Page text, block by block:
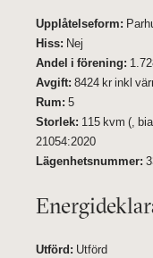
Upplåtelseform:
Hiss: Nej
Andel i förening:
Avgift: 8424 kr inkl
Rum: 5
Storlek: 115 kvm (, biarea 27) enl faktisk uppmätn norm SS
21054:2020
Lägenhetsnummer:
Utförd: Utförd